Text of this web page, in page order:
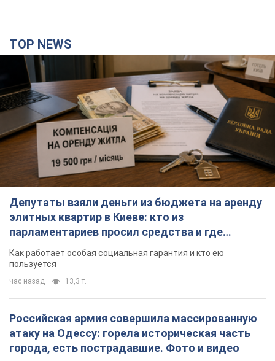
TOP NEWS
Депутаты взяли деньги из бюджета на аренду
элитных квартир в Киеве: кто из
парламентариев просил средства и где
поселился
Как работает особая социальная гарантия и кто ею
пользуется
час назад 13,3 т.
Российская армия совершила массированную
атаку на Одессу: горела историческая часть
города, есть пострадавшие. Фото и видео